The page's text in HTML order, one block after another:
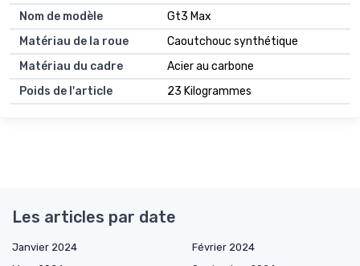
Nom de modèle
Gt3 Max
Matériau de la roue
Caoutchouc synthétique
Matériau du cadre
Acier au carbone
Poids de l'article
23 Kilogrammes
Les articles par date
Janvier 2024
Février 2024